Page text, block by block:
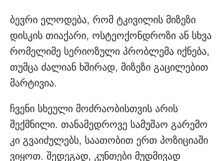
ბევრი ელოდება, რომ ტკივილის მიზეზი
დისკის თიაქარი, ოსტეოქონდროზი ან სხვა
რომელიმე სერიოზული პრობლემა იქნება,
თუმცა ძალიან ხშირად, მიზეზი გაცილებით
მარტივია.
ჩვენი სხეული მოძრაობისთვის არის
შექმნილი. თანამედროვე სამუშაო გარემო
კი გვაიძულებს, საათობით ერთ პოზიციაში
ვიყოთ. შედეგად, კუნთები მუდმივად